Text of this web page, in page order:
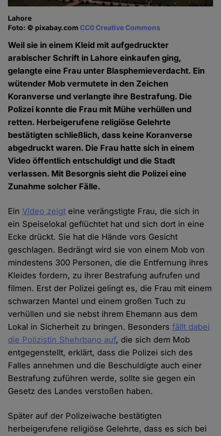
Lahore
Foto: © pixabay.comCC0 Creative Commons
Weil sie in einem Kleid mit aufgedruckter
arabischer Schrift in Lahore einkaufen ging,
gelangte eine Frau unter Blasphemieverdacht. Ein
wütender Mob vermutete in den Zeichen
Koranverse und verlangte ihre Bestrafung. Die
Polizei konnte die Frau mit Mühe verhüllen und
retten. Herbeigerufene religiöse Gelehrte
bestätigten schließlich, dass keine Koranverse
abgedruckt waren. Die Frau hatte sich in einem
Video öffentlich entschuldigt und die Stadt
verlassen. Mit Besorgnis sieht die Polizei eine
Zunahme solcher Fälle.
EinVideo zeigt eine verängstigte Frau, die sich in
ein Speiselokal geflüchtet hat und sich dort in eine
Ecke drückt. Sie hat die Hände vors Gesicht
geschlagen. Bedrängt wird sie von einem Mob von
mindestens 300 Personen, die die Entfernung ihres
Kleides fordern, zu ihrer Bestrafung aufrufen und
filmen. Erst der Polizei gelingt es, die Frau mit einem
schwarzen Mantel und einem großen Tuch zu
verhüllen und sie nebst ihrem Ehemann aus dem
Lokal in Sicherheit zu bringen. Besondersfällt dabei
die Polizistin Shehrbano auf, die sich dem Mob
entgegenstellt, erklärt, dass die Polizei sich des
Falles annehmen und die Beschuldigte auch einer
Bestrafung zuführen werde, sollte sie gegen ein
Gesetz des Landes verstoßen haben.
Später auf der Polizeiwache bestätigten
herbeigerufene religiöse Gelehrte, dass es sich bei